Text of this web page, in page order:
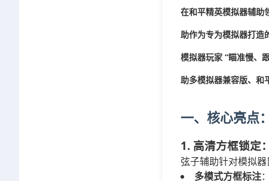
在和平精英模拟器辅助
助作为专为模拟器打造
模拟器玩家 “瞄准慢、
助多模拟器兼容版、和
一、核心亮点
1. 高清方框锁定
弦子辅助针对模拟器
多模式方框标注